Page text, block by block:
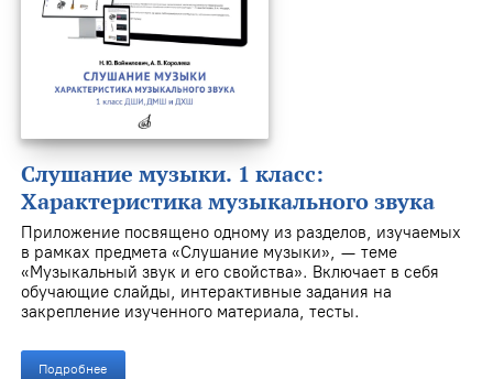
Слушание музыки. 1 класс:
Характеристика музыкального звука
Приложение посвящено одному из разделов, изучаемых
в рамках предмета «Слушание музыки», — теме
«Музыкальный звук и его свойства». Включает в себя
обучающие слайды, интерактивные задания на
закрепление изученного материала, тесты.
Подробнее